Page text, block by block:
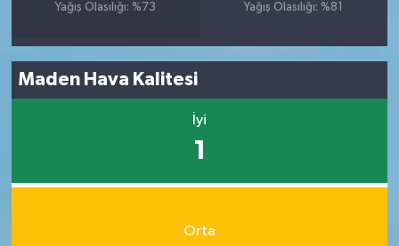
Yağış Olasılığı: %73
Yağış Olasılığı: %81
Maden Hava Kalitesi
İyi
1
Orta